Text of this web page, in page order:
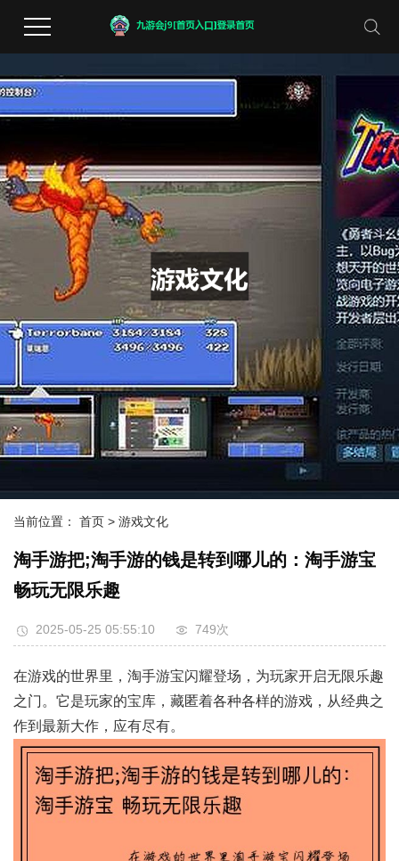
当前位置： 首页 > 游戏文化
淘手游把;淘手游的钱是转到哪儿的：淘手游宝
畅玩无限乐趣
2025-05-25 05:55:10 749次
在游戏的世界里，淘手游宝闪耀登场，为玩家开启无限乐趣
之门。它是玩家的宝库，藏匿着各种各样的游戏，从经典之
作到最新大作，应有尽有。